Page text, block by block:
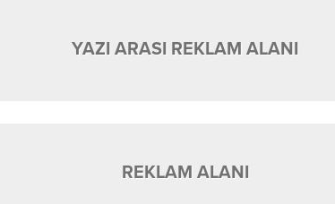
YAZI ARASI REKLAM ALANI
REKLAM ALANI